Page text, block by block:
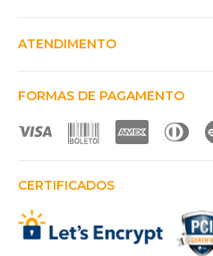
ATENDIMENTO
FORMAS DE PAGAMENTO
CERTIFICADOS